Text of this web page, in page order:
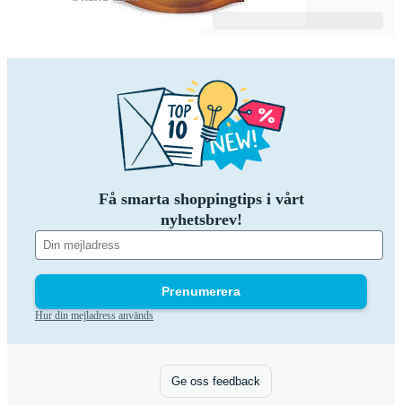
Få smarta shoppingtips i vårt
nyhetsbrev!
Prenumerera
Hur din mejladress används
Ge oss feedback